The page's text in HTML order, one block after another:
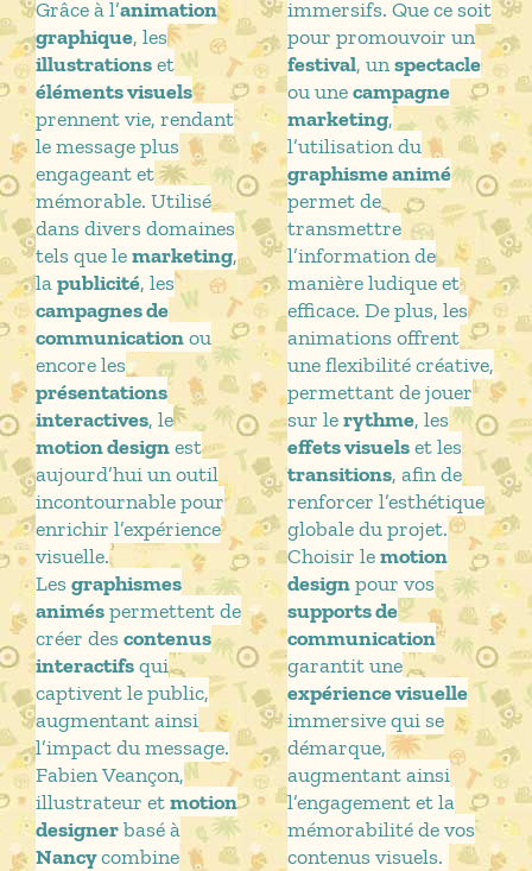
Grâce à l’animation
graphique, les
illustrationset
éléments visuels
prennent vie, rendant
le message plus
engageant et
mémorable. Utilisé
dans divers domaines
tels que lemarketing,
lapublicité, les
campagnes de
communicationou
encore les
présentations
interactives, le
motion designest
aujourd’hui un outil
incontournable pour
enrichir l’expérience
visuelle.
Lesgraphismes
animéspermettent de
créer descontenus
interactifsqui
captivent le public,
augmentant ainsi
l’impact du message.
Fabien Veançon,
illustrateur etmotion
designerbasé à
Nancycombine
immersifs. Que ce soit
pour promouvoir un
festival, unspectacle
ou unecampagne
marketing,
l’utilisation du
graphisme animé
permet de
transmettre
l’information de
manière ludique et
efficace. De plus, les
animations offrent
une flexibilité créative,
permettant de jouer
sur lerythme, les
effets visuelset les
transitions, afin de
renforcer l’esthétique
globale du projet.
Choisir lemotion
designpour vos
supports de
communication
garantit une
expérience visuelle
immersive qui se
démarque,
augmentant ainsi
l’engagement et la
mémorabilité de vos
contenus visuels.